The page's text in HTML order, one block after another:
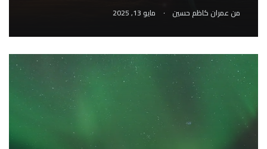
من عمران كاظم حسين . مايو 13, 2025